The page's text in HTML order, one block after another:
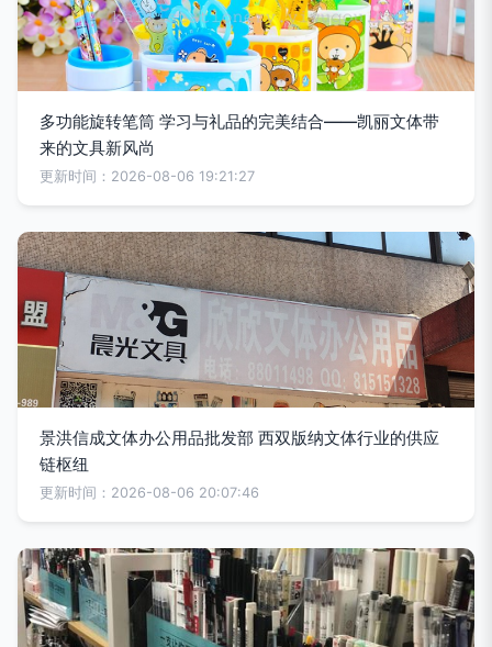
多功能旋转笔筒 学习与礼品的完美结合——凯丽文体带
来的文具新风尚
更新时间：2026-08-06 19:21:27
景洪信成文体办公用品批发部 西双版纳文体行业的供应
链枢纽
更新时间：2026-08-06 20:07:46